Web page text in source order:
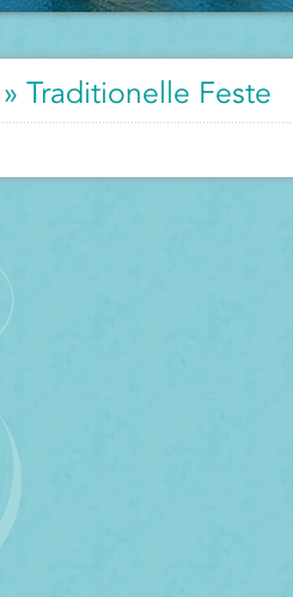
» Traditionelle Feste